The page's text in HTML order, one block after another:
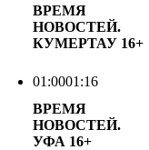
ВРЕМЯ
НОВОСТЕЙ.
КУМЕРТАУ 16+
01:0001:16
ВРЕМЯ
НОВОСТЕЙ.
УФА 16+